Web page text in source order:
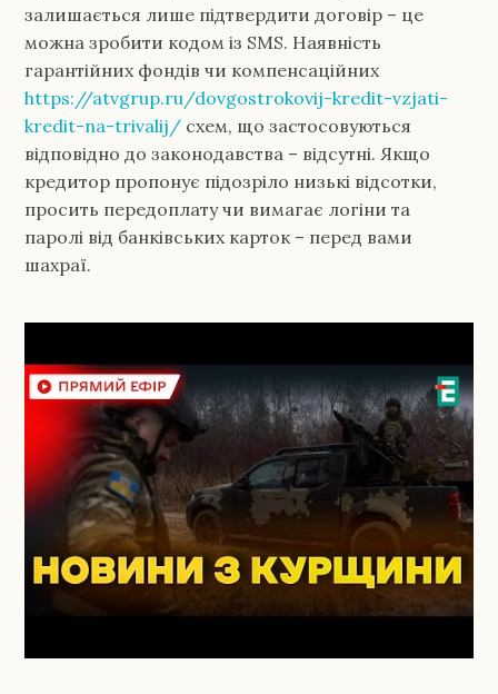
залишається лише підтвердити договір – це
можна зробити кодом із SMS. Наявність
гарантійних фондів чи компенсаційних
https://atvgrup.ru/dovgostrokovij-kredit-vzjati-
kredit-na-trivalij/ схем, що застосовуються
відповідно до законодавства – відсутні. Якщо
кредитор пропонує підозріло низькі відсотки,
просить передоплату чи вимагає логіни та
паролі від банківських карток – перед вами
шахраї.